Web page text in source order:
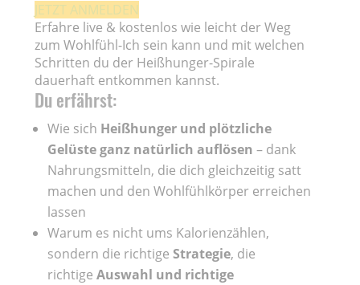
JETZT ANMELDEN
Erfahre live & kostenlos wie leicht der Weg
zum Wohlfühl-Ich sein kann und mit welchen
Schritten du der Heißhunger-Spirale
dauerhaft entkommen kannst.
Du erfährst:
Wie sich Heißhunger und plötzliche
Gelüste ganz natürlich auflösen – dank
Nahrungsmitteln, die dich gleichzeitig satt
machen und den Wohlfühlkörper erreichen
lassen
Warum es nicht ums Kalorienzählen,
sondern die richtigeStrategie, die
richtigeAuswahl und richtige